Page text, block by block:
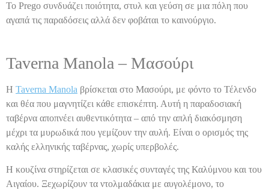
Το Prego συνδυάζει ποιότητα, στυλ και γεύση σε μια πόλη που
αγαπά τις παραδόσεις αλλά δεν φοβάται το καινούργιο.
Taverna Manola – Μασούρι
Η Taverna Manola βρίσκεται στο Μασούρι, με φόντο το Τέλενδο
και θέα που μαγνητίζει κάθε επισκέπτη. Αυτή η παραδοσιακή
ταβέρνα αποπνέει αυθεντικότητα – από την απλή διακόσμηση
μέχρι τα μυρωδικά που γεμίζουν την αυλή. Είναι ο ορισμός της
καλής ελληνικής ταβέρνας, χωρίς υπερβολές.
Η κουζίνα στηρίζεται σε κλασικές συνταγές της Καλύμνου και του
Αιγαίου. Ξεχωρίζουν τα ντολμαδάκια με αυγολέμονο, το